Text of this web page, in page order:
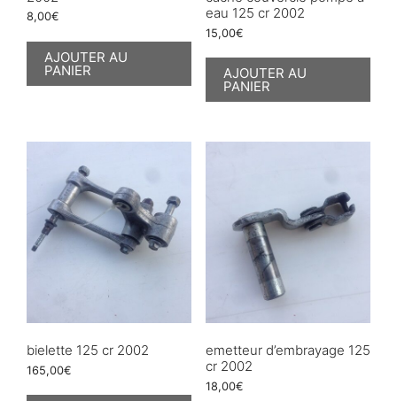
8,00€
AJOUTER AU
PANIER
eau 125 cr 2002
15,00€
AJOUTER AU
PANIER
bielette 125 cr 2002
165,00€
emetteur d’embrayage 125
cr 2002
18,00€